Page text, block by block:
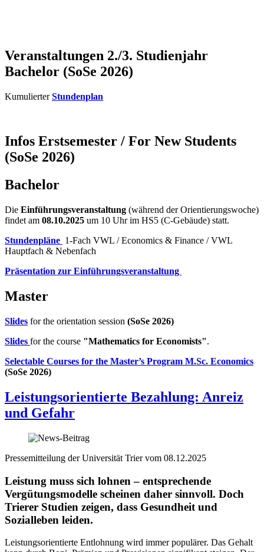
Veranstaltungen 2./3. Studienjahr
Bachelor (SoSe 2026)
KumulierterStundenplan
Infos Erstsemester / For New Students
(SoSe 2026)
Bachelor
Die Einführungsveranstaltung (während der Orientierungswoche)
findet am 08.10.2025 um 10 Uhr im HS5 (C-Gebäude) statt.
Stundenpläne 1-Fach VWL / Economics & Finance / VWL
Hauptfach & Nebenfach
Präsentation zur Einführungsveranstaltung
Master
Slides for the orientation session (SoSe 2026)
Slides for the course "Mathematics for Economists".
Selectable Courses for the Master’s Program M.Sc. Economics
(SoSe 2026)
Leistungsorientierte Bezahlung: Anreiz
und Gefahr
Pressemitteilung der Universität Trier vom 08.12.2025
Leistung muss sich lohnen – entsprechende
Vergütungsmodelle scheinen daher sinnvoll. Doch
Trierer Studien zeigen, dass Gesundheit und
Sozialleben leiden.
Leistungsorientierte Entlohnung wird immer populärer. Das Gehalt